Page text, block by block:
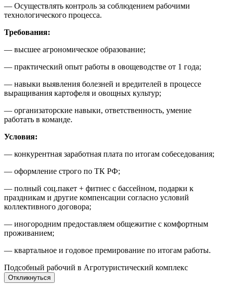
— Осуществлять контроль за соблюдением рабочими
технологического процесса.
Требования:
— высшее агрономическое образование;
— практический опыт работы в овощеводстве от 1 года;
— навыки выявления болезней и вредителей в процессе
выращивания картофеля и овощных культур;
— организаторские навыки, ответственность, умение
работать в команде.
Условия:
— конкурентная заработная плата по итогам собеседования;
— оформление строго по ТК РФ;
— полный соц.пакет + фитнес с бассейном, подарки к
праздникам и другие компенсации согласно условий
коллективного договора;
— иногородним предоставляем общежитие с комфортным
проживанием;
— квартальное и годовое премирование по итогам работы.
Подсобный рабочий в Агротуристический комплекс
Откликнуться